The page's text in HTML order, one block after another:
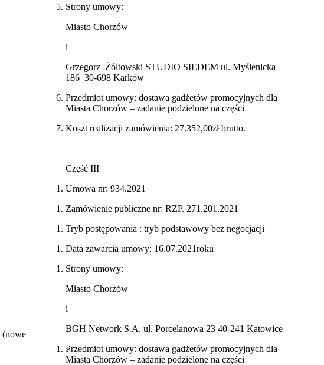
(nowe
Strony umowy:
Miasto Chorzów
i
Grzegorz Żółtowski STUDIO SIEDEM ul. Myślenicka
186 30-698 Karków
Przedmiot umowy: dostawa gadżetów promocyjnych dla
Miasta Chorzów – zadanie podzielone na części
Koszt realizacji zamówienia: 27.352,00zł brutto.
Część III
Umowa nr: 934.2021
Zamówienie publiczne nr: RZP. 271.201.2021
Tryb postępowania : tryb podstawowy bez negocjacji
Data zawarcia umowy: 16.07.2021roku
Strony umowy:
Miasto Chorzów
i
BGH Network S.A. ul. Porcelanowa 23 40-241 Katowice
Przedmiot umowy: dostawa gadżetów promocyjnych dla
Miasta Chorzów – zadanie podzielone na części